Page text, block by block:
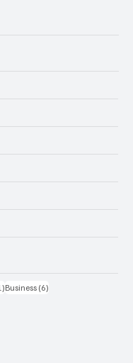
11 Beiträge
Business (6)